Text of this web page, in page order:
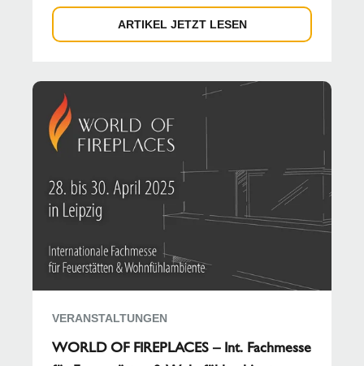
ARTIKEL JETZT LESEN
VERANSTALTUNGEN
WORLD OF FIREPLACES – Int. Fachmesse